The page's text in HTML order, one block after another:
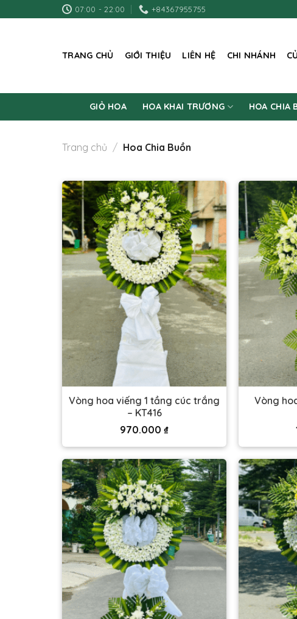
to
07:00 - 22:00 +84367955755
TRANG CHỦ GIỚI THIỆU LIÊN HỆ CHI NHÁNH
GIỎ HOA HOA KHAI TRƯƠNG HOA CHIA
Trang chủ / Hoa Chia Buồn
Vòng hoa viếng 1 tầng cúc trắng
– KT416
970.000 ₫
Vòng